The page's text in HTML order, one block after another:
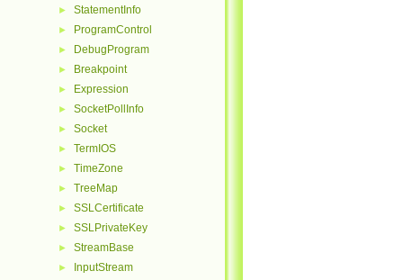
► StatementInfo
► ProgramControl
► DebugProgram
► Breakpoint
► Expression
► SocketPollInfo
► Socket
► TermIOS
► TimeZone
► TreeMap
► SSLCertificate
► SSLPrivateKey
► StreamBase
► InputStream